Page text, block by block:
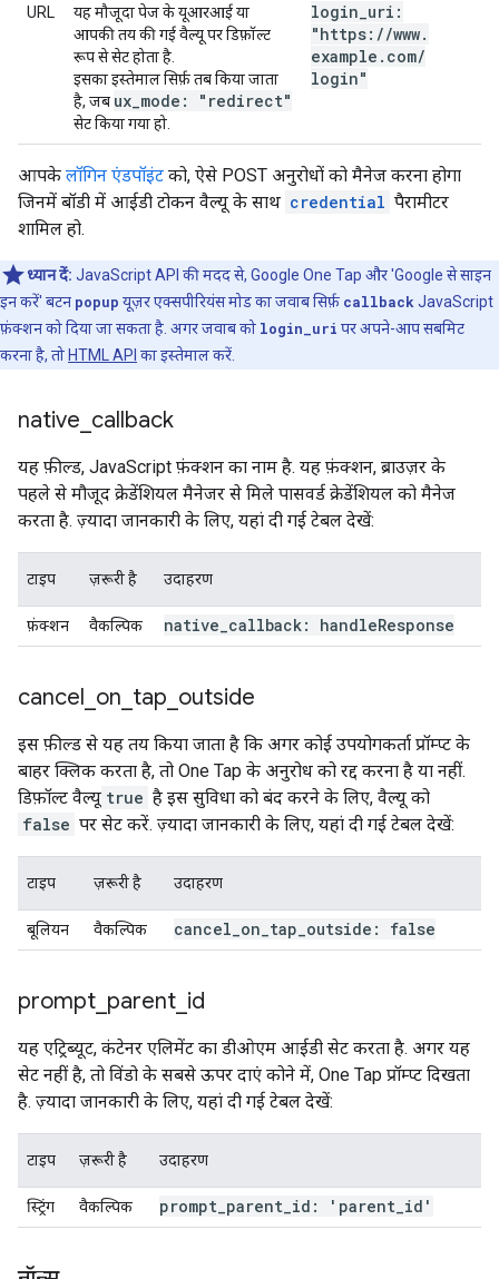
URL
यह मौजूदा पेज के यूआरआई या
आपकी तय की गई वैल्यू पर डिफ़ॉल्ट
रूप से सेट होता है.
इसका इस्तेमाल सिर्फ़ तब किया जाता
है, जब ux mode: "redirect"
सेट किया गया हो.
login uri:
"https: //www.
example . com/
login"
आपके लॉगिन एंडपॉइंट को, ऐसे POST अनुरोधों को मैनेज करना होगा
जिनमें बॉडी में आईडी टोकन वैल्यू के साथ credential पैरामीटर
शामिल हो.
ध्यान दें: JavaScript API की मदद से, Google One Tap और 'Google से साइन
इन करें' बटन popup यूज़र एक्सपीरियंस मोड का जवाब सिर्फ़ callback JavaScript
फ़ंक्शन को दिया जा सकता है. अगर जवाब को login_uri पर अपने-आप सबमिट
करना है, तो HTML API का इस्तेमाल करें.
native callback
यह फ़ील्ड, JavaScript फ़ंक्शन का नाम है. यह फ़ंक्शन, ब्राउज़र के
पहले से मौजूद क्रेडेंशियल मैनेजर से मिले पासवर्ड क्रेडेंशियल को मैनेज
करता है. ज़्यादा जानकारी के लिए, यहां दी गई टेबल देखें:
टाइप ज़रूरी है उदाहरण
फ़ंक्शन वैकल्पिक native callback: handleResponse
cancel on tap outside
इस फ़ील्ड से यह तय किया जाता है कि अगर कोई उपयोगकर्ता प्रॉम्प्ट के
बाहर क्लिक करता है, तो One Tap के अनुरोध को रद्द करना है या नहीं.
डिफ़ॉल्ट वैल्यू true है इस सुविधा को बंद करने के लिए, वैल्यू को
false पर सेट करें. ज़्यादा जानकारी के लिए, यहां दी गई टेबल देखें:
टाइप ज़रूरी है उदाहरण
बूलियन वैकल्पिक cancel on tap outside: false
prompt parent id
यह एट्रिब्यूट, कंटेनर एलिमेंट का डीओएम आईडी सेट करता है. अगर यह
सेट नहीं है, तो विंडो के सबसे ऊपर दाएं कोने में, One Tap प्रॉम्प्ट दिखता
है. ज़्यादा जानकारी के लिए, यहां दी गई टेबल देखें:
टाइप ज़रूरी है उदाहरण
स्ट्रिंग वैकल्पिक prompt parent id: 'parent id'